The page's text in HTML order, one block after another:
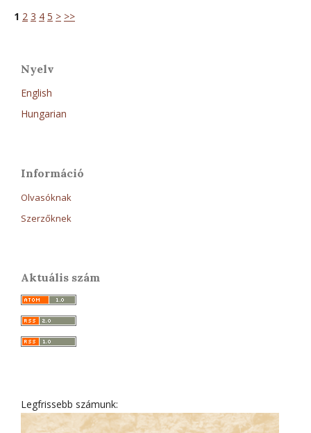
1 2 3 4 5 > >>
Nyelv
English
Hungarian
Információ
Olvasóknak
Szerzőknek
Aktuális szám
Legfrissebb számunk: